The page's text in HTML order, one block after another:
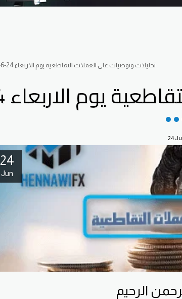
تحليلات وتوصيات على العملات التقاطعية يوم الاربعاء 24-6-2020
يوم الاربعاء 24-6-2020
24
24
Jun
الرحيم